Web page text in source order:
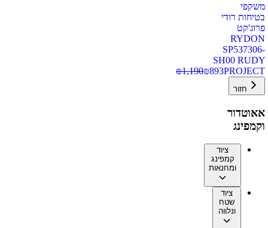
משקפי
בטיחות רודי
פרוג'קט
RYDON
SP537306-
SH00 RUDY
PROJECT
₪893
₪1,190
חזור
אאוטדור
וקמפינג
ציוד
קמפינג
ומחנאות
ציוד
שטח
ונלווה